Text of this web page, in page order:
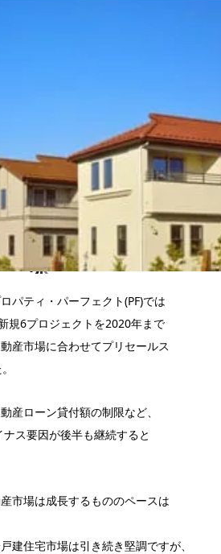
パティ・パーフェクト(PF)では
規6プロジェクトを2020年まで
産市場に合わせてプリセールス
産ローン貸付額の制限など、
ス要因が後半も継続すると
市場は成長するもののペースは
建住宅市場は引き続き堅調ですが、